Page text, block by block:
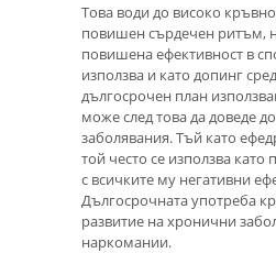
Това води до високо
повишен сърдечен ритъм,
повишена ефективност в
използва и като допинг
дългосрочен план
може след това да доведе
заболявания. Тъй като
той често се използва като
с всичките му негативни
Дългосрочната употреба
развитие на хронични
наркомании.